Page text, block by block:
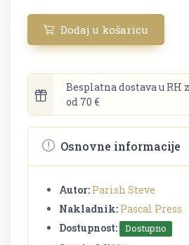
Dodaj u košaricu
Besplatna dostava u RH
od 70 €
Osnovne informacije
Autor: Parish Steve
Nakladnik: Pascal Press
Dostupnost:
Dostupno